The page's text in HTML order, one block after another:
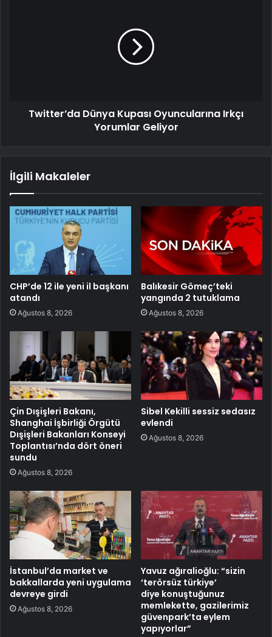
Twitter’da Dünya Kupası Oyuncularına Irkçı
Yorumlar Geliyor
İlgili Makaleler
CHP’de 12 ile yeni il başkanı
atandı
Ağustos 8, 2026
Balıkesir Gömeç’teki
yangında 2 tutuklama
Ağustos 8, 2026
Çin Dışişleri Bakanı,
Shanghai İşbirliği Örgütü
Dışişleri Bakanları Konseyi
Toplantısı’nda dört öneri
sundu
Ağustos 8, 2026
Sibel Kekilli sessiz sedasız
evlendi
Ağustos 8, 2026
İstanbul’da market ve
bakkallarda yeni uygulama
devreye girdi
Ağustos 8, 2026
Yavuz ağıralioğlu: “sizin
‘terörsüz türkiye’
diye konuştuğunuz
memlekette, gazilerimiz
güvenpark’ta eylem
yapıyorlar”